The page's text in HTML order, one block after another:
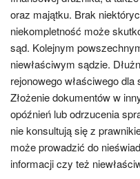
oraz majątku. Brak
niekompletność może
sąd. Kolejnym
niewłaściwym sądzie.
rejonowego właściwego
Złożenie dokumentów w
opóźnień lub odrzucenia
nie konsultują się z
może prowadzić do
informacji czy też